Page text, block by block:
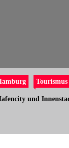
Tourismus
und